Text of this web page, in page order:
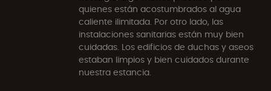
quienes están acostumbrados al agua
caliente ilimitada. Por otro lado, las
instalaciones sanitarias están muy bien
cuidadas. Los edificios de duchas y aseos
estaban limpios y bien cuidados durante
nuestra estancia.